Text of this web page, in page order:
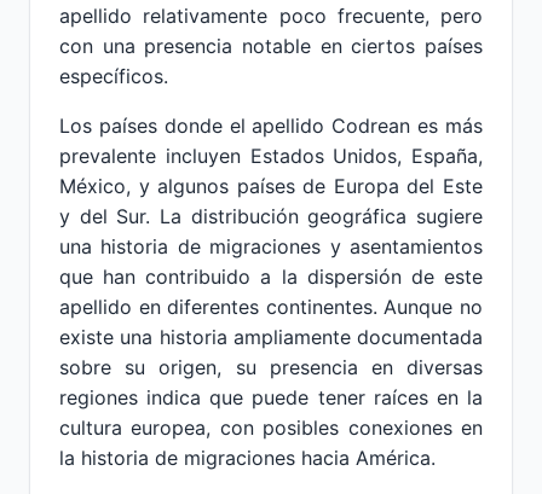
apellido relativamente poco frecuente, pero
con una presencia notable en ciertos países
específicos.
Los países donde el apellido Codrean es más
prevalente incluyen Estados Unidos, España,
México, y algunos países de Europa del Este
y del Sur. La distribución geográfica sugiere
una historia de migraciones y asentamientos
que han contribuido a la dispersión de este
apellido en diferentes continentes. Aunque no
existe una historia ampliamente documentada
sobre su origen, su presencia en diversas
regiones indica que puede tener raíces en la
cultura europea, con posibles conexiones en
la historia de migraciones hacia América.